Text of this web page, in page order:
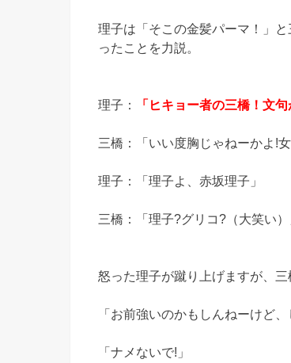
理子は「そこの金髪パーマ！」
ったことを力説。
理子： 「ヒキョー者の三橋！文
三橋：「いい度胸じゃねーかよ!女
理子：「理子よ、赤坂理子」
三橋：「理子?グリコ?（大笑い）
怒った理子が蹴り上げますが、三
「お前強いのかもしんねーけど
「ナメないで!」